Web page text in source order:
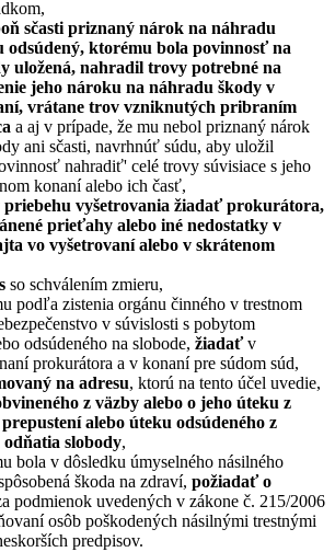
sčasti priznaný nárok na náhradu
odsúdený, ktorému bola povinnosť na
uložená, nahradil trovy potrebné na
jeho nároku na náhradu škody v
vrátane trov vzniknutých pribraním
a aj v prípade, že mu nebol priznaný nárok
ani sčasti, navrhnúť súdu, aby uložil
nahradiť' celé trovy súvisiace s jeho
konaní alebo ich časť,
vyšetrovania žiadať prokurátora,
prieťahy alebo iné nedostatky v
vo vyšetrovaní alebo v skrátenom
so schválením zmieru,
podľa zistenia orgánu činného v trestnom
v súvislosti s pobytom
odsúdeného na slobode, žiadaťv
prokurátora a v konaní pre súdom súd,
na adresu, ktorú na tento účel uvedie,
z väzby alebo o jeho úteku z
alebo úteku odsúdeného z
slobody,
bola v dôsledku úmyselného násilného
škoda na zdraví, požiadať o
podmienok uvedených v zákone č. 215/2006
osôb poškodených násilnými trestnými
predpisov.